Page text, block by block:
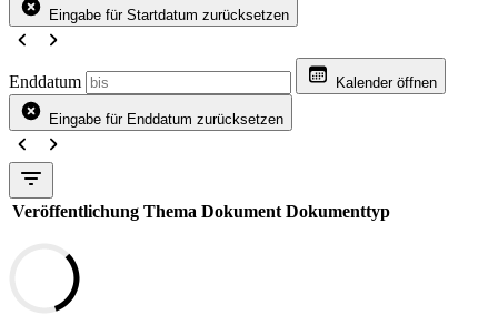
Eingabe für Startdatum zurücksetzen
Enddatum Kalender öffnen
Eingabe für Enddatum zurücksetzen
Veröffentlichung Thema Dokument Dokumenttyp